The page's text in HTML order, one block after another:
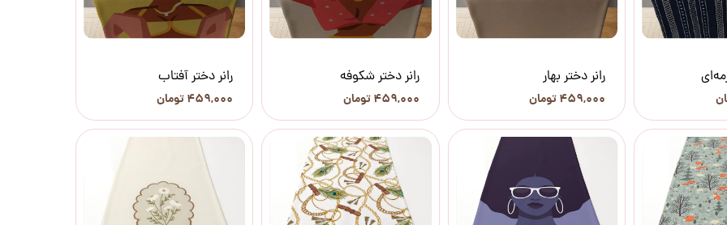
رانر دختر بهار
۴۵۹,۰۰۰ تومان
رانر دختر شکوفه
۴۵۹,۰۰۰ تومان
رانر دختر آفتاب
۴۵۹,۰۰۰ تومان